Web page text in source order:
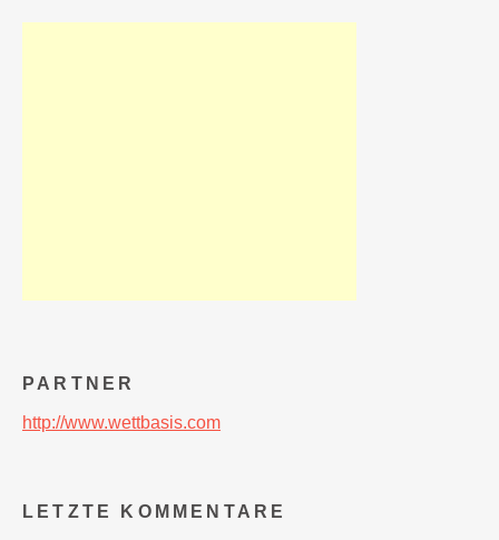
PARTNER
http://www.wettbasis.com
LETZTE KOMMENTARE